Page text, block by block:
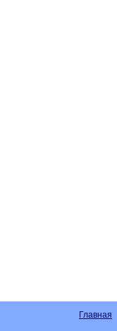
Главная